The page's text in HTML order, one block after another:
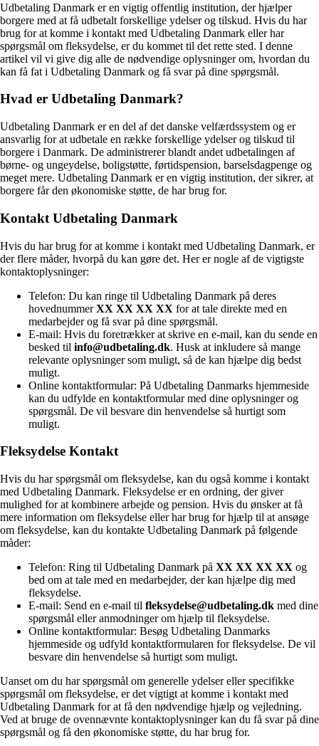
Udbetaling Danmark er en vigtig offentlig institution, der hjælper
borgere med at få udbetalt forskellige ydelser og tilskud. Hvis du har
brug for at komme i kontakt med Udbetaling Danmark eller har
spørgsmål om fleksydelse, er du kommet til det rette sted. I denne
artikel vil vi give dig alle de nødvendige oplysninger om, hvordan du
kan få fat i Udbetaling Danmark og få svar på dine spørgsmål.
Hvad er Udbetaling Danmark?
Udbetaling Danmark er en del af det danske velfærdssystem og er
ansvarlig for at udbetale en række forskellige ydelser og tilskud til
borgere i Danmark. De administrerer blandt andet udbetalingen af
børne- og ungeydelse, boligstøtte, førtidspension, barselsdagpenge og
meget mere. Udbetaling Danmark er en vigtig institution, der sikrer, at
borgere får den økonomiske støtte, de har brug for.
Kontakt Udbetaling Danmark
Hvis du har brug for at komme i kontakt med Udbetaling Danmark, er
der flere måder, hvorpå du kan gøre det. Her er nogle af de vigtigste
kontaktoplysninger:
Telefon: Du kan ringe til Udbetaling Danmark på deres
hovednummerXX XX XX XX for at tale direkte med en
medarbejder og få svar på dine spørgsmål.
E-mail: Hvis du foretrækker at skrive en e-mail, kan du sende en
besked til info@udbetaling.dk. Husk at inkludere så mange
relevante oplysninger som muligt, så de kan hjælpe dig bedst
muligt.
Online kontaktformular: På Udbetaling Danmarks hjemmeside
kan du udfylde en kontaktformular med dine oplysninger og
spørgsmål. De vil besvare din henvendelse så hurtigt som
muligt.
Fleksydelse Kontakt
Hvis du har spørgsmål om fleksydelse, kan du også komme i kontakt
med Udbetaling Danmark. Fleksydelse er en ordning, der giver
mulighed for at kombinere arbejde og pension. Hvis du ønsker at få
mere information om fleksydelse eller har brug for hjælp til at ansøge
om fleksydelse, kan du kontakte Udbetaling Danmark på følgende
måder:
Telefon: Ring til Udbetaling Danmark på XX XX XX XX og
bed om at tale med en medarbejder, der kan hjælpe dig med
fleksydelse.
E-mail: Send en e-mail til fleksydelse@udbetaling.dk med dine
spørgsmål eller anmodninger om hjælp til fleksydelse.
Online kontaktformular: Besøg Udbetaling Danmarks
hjemmeside og udfyld kontaktformularen for fleksydelse. De vil
besvare din henvendelse så hurtigt som muligt.
Uanset om du har spørgsmål om generelle ydelser eller specifikke
spørgsmål om fleksydelse, er det vigtigt at komme i kontakt med
Udbetaling Danmark for at få den nødvendige hjælp og vejledning.
Ved at bruge de ovennævnte kontaktoplysninger kan du få svar på dine
spørgsmål og få den økonomiske støtte, du har brug for.